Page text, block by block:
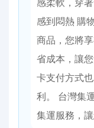
感柔軟，穿
感到悶熱 購
商品，您將
省成本，讓
卡支付方式
利。 台灣集
集運服務，